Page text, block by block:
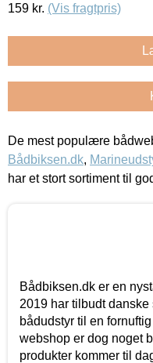
159 kr. (Vis fragtpris)
De mest populære
Bådbiksen.dk,
har et stort sortiment til
Bådbiksen.dk er en
2019 har tilbudt
bådudstyr til en
webshop er dog noget
produkter kommer til